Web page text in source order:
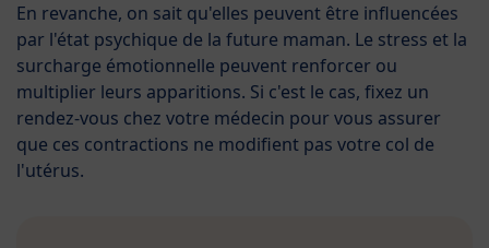
En revanche, on sait qu'elles peuvent être influencées
par l'état psychique de la future maman. Le stress et la
surcharge émotionnelle peuvent renforcer ou
multiplier leurs apparitions. Si c'est le cas, fixez un
rendez-vous chez votre médecin pour vous assurer
que ces contractions ne modifient pas votre col de
l'utérus.